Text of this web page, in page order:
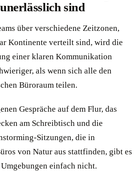
sind
über verschiedene Zeitzonen,
Kontinente verteilt sind, wird die
einer klaren Kommunikation
als wenn sich alle den
Büroraum teilen.
Gespräche auf dem Flur, das
am Schreibtisch und die
Sitzungen, die in
von Natur aus stattfinden, gibt es
einfach nicht.